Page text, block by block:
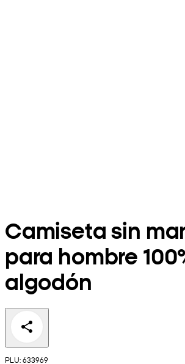
Camiseta sin
para hombre
algodón
PLU: 633969